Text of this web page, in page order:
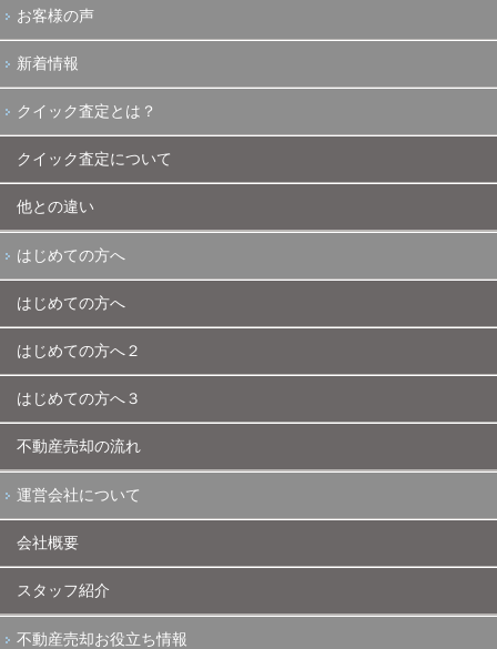
お客様の声
新着情報
クイック査定とは？
クイック査定について
他との違い
はじめての方へ
はじめての方へ
はじめての方へ２
はじめての方へ３
不動産売却の流れ
運営会社について
会社概要
スタッフ紹介
不動産売却お役立ち情報